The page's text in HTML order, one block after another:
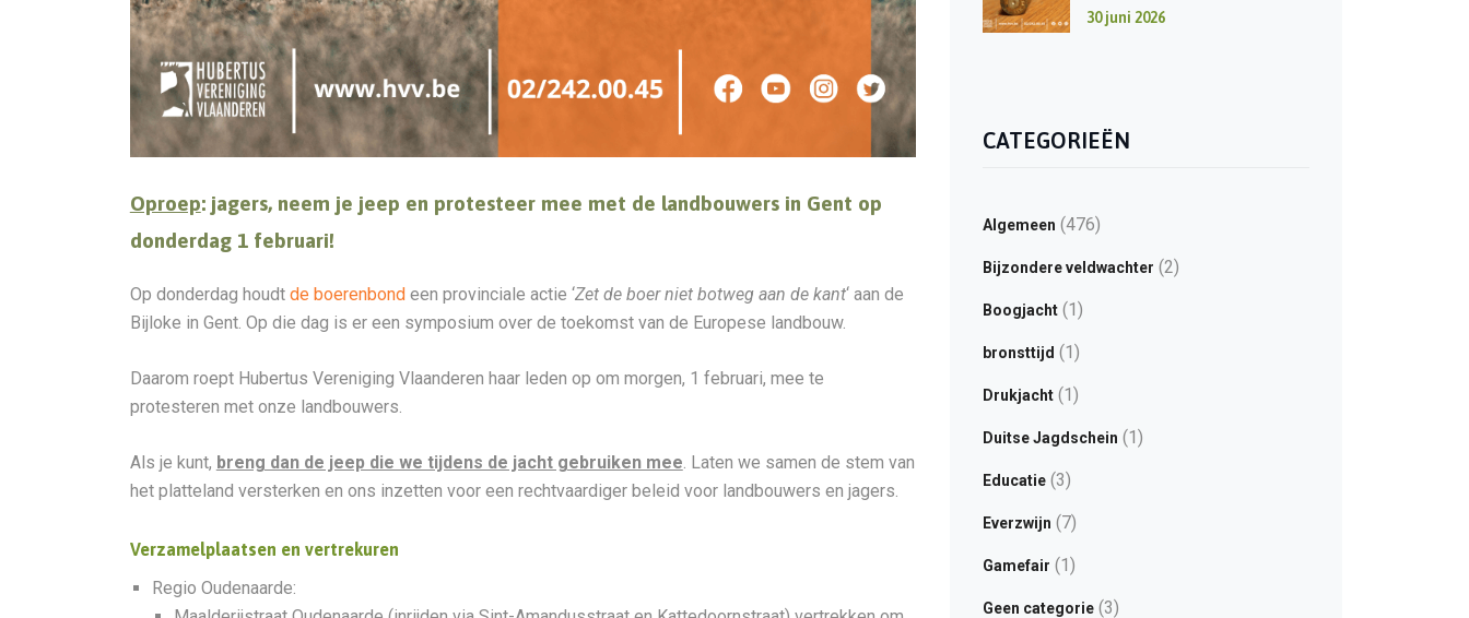
Oproep: jagers, neem je jeep en protesteer mee met de landbouwers in Gent op
donderdag 1 februari!
Op donderdag houdt de boerenbondeen provinciale actie ‘Zet de boer niet botweg aan de kant‘ aan de
Bijloke in Gent. Op die dag is er een symposium over de toekomst van de Europese landbouw.
Daarom roept Hubertus Vereniging Vlaanderen haar leden op om morgen, 1 februari, mee te
protesteren met onze landbouwers.
Als je kunt, breng dan de jeep die we tijdens de jacht gebruiken mee . Laten we samen de stem van
het platteland versterken en ons inzetten voor een rechtvaardiger beleid voor landbouwers en jagers.
Verzamelplaatsen en vertrekuren
Regio Oudenaarde:
30 juni 2026
CATEGORIEËN
Algemeen (476)
Bijzondere veldwachter (2)
Boogjacht(1)
bronsttijd (1)
Drukjacht(1)
Duitse Jagdschein (1)
Educatie(3)
Everzwijn (7)
Gamefair (1)
Geen categorie(3)